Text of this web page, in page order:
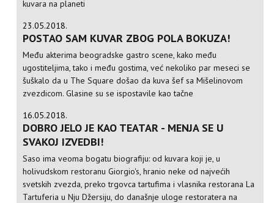
kuvara na planeti
23.05.2018.
POSTAO SAM KUVAR ZBOG POLA BOKUZA!
Među akterima beogradske gastro scene, kako među
ugostiteljima, tako i među gostima, već nekoliko par meseci se
šuškalo da u The Square došao da kuva šef sa Mišelinovom
zvezdicom. Glasine su se ispostavile kao tačne
16.05.2018.
DOBRO JELO JE KAO TEATAR - MENJA SE U
SVAKOJ IZVEDBI!
Saso ima veoma bogatu biografiju: od kuvara koji je, u
holivudskom restoranu Giorgio's, hranio neke od najvećih
svetskih zvezda, preko trgovca tartufima i vlasnika restorana La
Tartuferia u Nju Džersiju, do današnje uloge restoratera na